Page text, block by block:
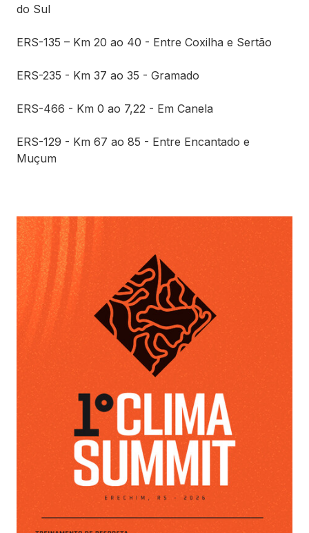
do Sul
ERS-135 – Km 20 ao 40 - Entre Coxilha e Sertão
ERS-235 - Km 37 ao 35 - Gramado
ERS-466 - Km 0 ao 7,22 - Em Canela
ERS-129 - Km 67 ao 85 - Entre Encantado e
Muçum